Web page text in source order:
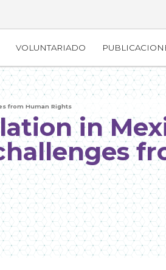
VOLUNTARIADO
from Human Rights
in